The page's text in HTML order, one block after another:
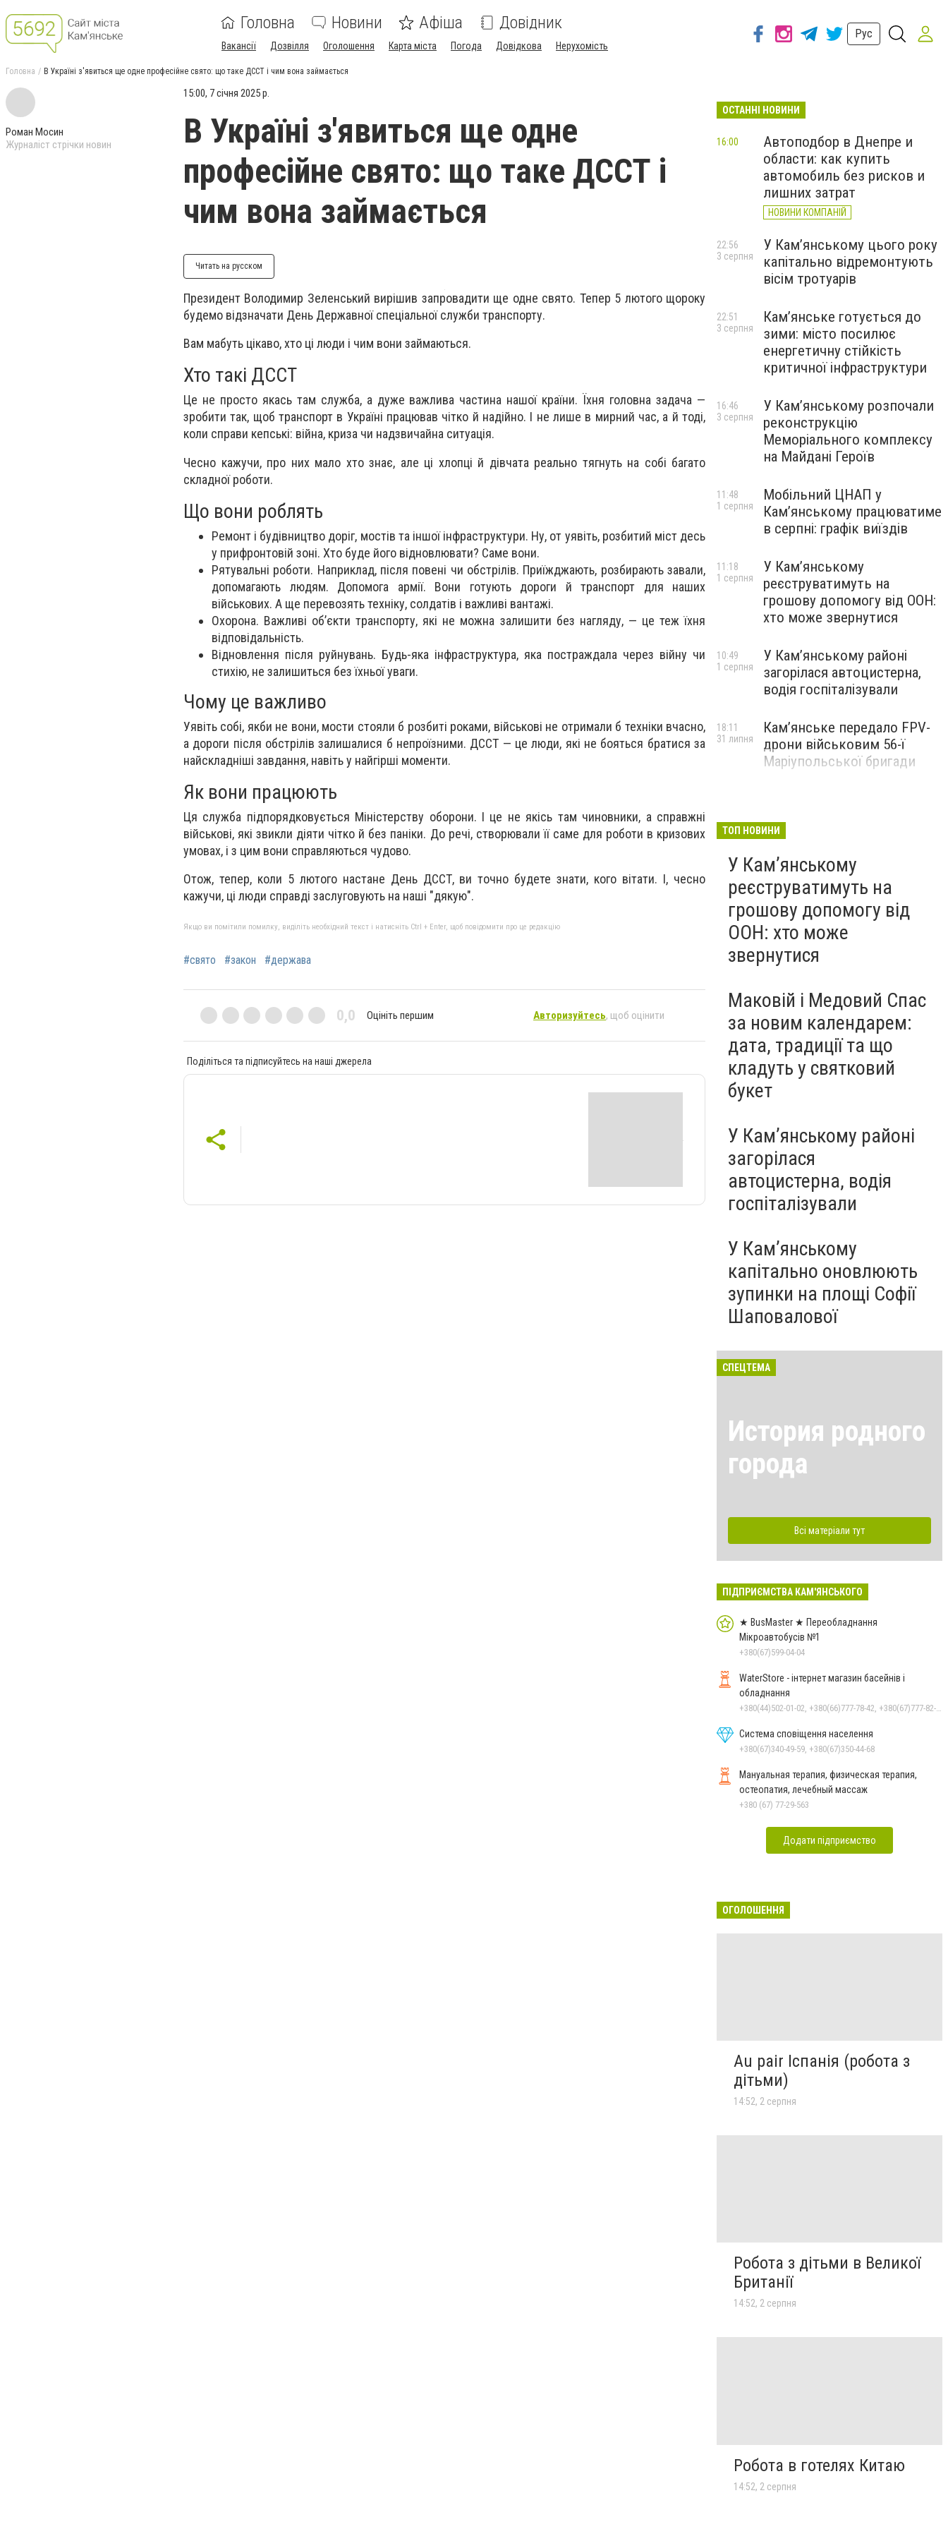
Головна Новини Афіша Довідник
Вакансії Дозвілля Оголошення Карта міста Погода Довідкова Нерухомість
Рус
Головна В Україні з'явиться ще одне професійне свято: що таке ДССТ і чим вона займається
Роман Мосин
Журналіст стрічки новин
15:00, 7 січня 2025 р.
В Україні з'явиться ще одне
професійне свято: що таке ДССТ і
чим вона займається
Читать на русском
Президент Володимир Зеленський вирішив запровадити ще одне свято. Тепер 5 лютого щороку
будемо відзначати День Державної спеціальної служби транспорту.
Вам мабуть цікаво, хто ці люди і чим вони займаються.
Хто такі ДССТ
Це не просто якась там служба, а дуже важлива частина нашої країни. Їхня головна задача —
зробити так, щоб транспорт в Україні працював чітко й надійно. І не лише в мирний час, а й тоді,
коли справи кепські: війна, криза чи надзвичайна ситуація.
Чесно кажучи, про них мало хто знає, але ці хлопці й дівчата реально тягнуть на собі багато
складної роботи.
Що вони роблять
Ремонт і будівництво доріг, мостів та іншої інфраструктури. Ну, от уявіть, розбитий міст десь
у прифронтовій зоні. Хто буде його відновлювати? Саме вони.
Рятувальні роботи. Наприклад, після повені чи обстрілів. Приїжджають, розбирають завали,
допомагають людям. Допомога армії. Вони готують дороги й транспорт для наших
військових. А ще перевозять техніку, солдатів і важливі вантажі.
Охорона. Важливі об’єкти транспорту, які не можна залишити без нагляду, — це теж їхня
відповідальність.
Відновлення після руйнувань. Будь-яка інфраструктура, яка постраждала через війну чи
стихію, не залишиться без їхньої уваги.
Чому це важливо
Уявіть собі, якби не вони, мости стояли б розбиті роками, військові не отримали б техніки вчасно,
а дороги після обстрілів залишалися б непроїзними. ДССТ — це люди, які не бояться братися за
найскладніші завдання, навіть у найгірші моменти.
Як вони працюють
Ця служба підпорядковується Міністерству оборони. І це не якісь там чиновники, а справжні
військові, які звикли діяти чітко й без паніки. До речі, створювали її саме для роботи в кризових
умовах, і з цим вони справляються чудово.
Отож, тепер, коли 5 лютого настане День ДССТ, ви точно будете знати, кого вітати. І, чесно
кажучи, ці люди справді заслуговують на наші "дякую".
Якщо ви помітили помилку, виділіть необхідний текст і натисніть Ctrl + Enter, щоб повідомити про це редакцію
#свято #закон #держава
0,0 Оцініть першим Авторизуйтесь, щоб оцінити
Поділіться та підписуйтесь на наші джерела
ОСТАННІ НОВИНИ
Автоподбор в Днепре и
области: как купить
автомобиль без рисков и
лишних затрат
НОВИНИ КОМПАНІЙ
16:00
У Кам’янському цього року
капітально відремонтують
вісім тротуарів
22:56
3 серпня
Кам’янське готується до
зими: місто посилює
енергетичну стійкість
критичної інфраструктури
22:51
3 серпня
У Кам’янському розпочали
реконструкцію
Меморіального комплексу
на Майдані Героїв
16:46
3 серпня
Мобільний ЦНАП у
Кам’янському працюватиме
в серпні: графік виїздів
11:48
1 серпня
У Кам’янському
реєструватимуть на
грошову допомогу від ООН:
хто може звернутися
11:18
1 серпня
У Кам’янському районі
загорілася автоцистерна,
водія госпіталізували
10:49
1 серпня
Кам’янське передало FPV-
дрони військовим 56-ї
Маріупольської бригади
18:11
31 липня
ТОП НОВИНИ
У Кам’янському
реєструватимуть на
грошову допомогу від
ООН: хто може
звернутися
Маковій і Медовий Спас
за новим календарем:
дата, традиції та що
кладуть у святковий
букет
У Кам’янському районі
загорілася
автоцистерна, водія
госпіталізували
У Кам’янському
капітально оновлюють
зупинки на площі Софії
Шаповалової
СПЕЦТЕМА
История родного
города
Всі матеріали тут
ПІДПРИЄМСТВА КАМ'ЯНСЬКОГО
★ BusMaster ★ Переобладнання
Мікроавтобусів №1
+380(67)599-04-04
WaterStore - інтернет магазин басейнів і
обладнання
Система сповіщення населення
+380(67)340-49-59, +380(67)350-44-68
Мануальная терапия, физическая терапия,
остеопатия, лечебный массаж
+380 (67) 77-29-563
Додати підприємство
ОГОЛОШЕННЯ
Au pair Іспанія (робота з
дітьми)
14:52, 2 серпня
Робота з дітьми в Великої
Британії
14:52, 2 серпня
Робота в готелях Китаю
14:52, 2 серпня